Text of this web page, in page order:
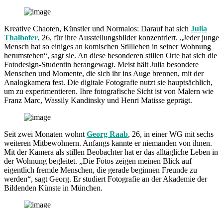
Kreative Chaoten, Künstler und Normalos: Darauf hat sich Julia
Thalhofer, 26, für ihre Ausstellungsbilder konzentriert. „Jeder junge
Mensch hat so einiges an komischen Stillleben in seiner Wohnung
herumstehen“, sagt sie. An diese besonderen stillen Orte hat sich die
Fotodesign-Studentin herangewagt. Meist hält Julia besondere
Menschen und Momente, die sich ihr ins Auge brennen, mit der
Analogkamera fest. Die digitale Fotografie nutzt sie hauptsächlich,
um zu experimentieren. Ihre fotografische Sicht ist von Malern wie
Franz Marc, Wassily Kandinsky und Henri Matisse geprägt.
Seit zwei Monaten wohnt Georg Raab, 26, in einer WG mit sechs
weiteren Mitbewohnern. Anfangs kannte er niemanden von ihnen.
Mit der Kamera als stillen Beobachter hat er das alltägliche Leben in
der Wohnung begleitet. „Die Fotos zeigen meinen Blick auf
eigentlich fremde Menschen, die gerade beginnen Freunde zu
werden“, sagt Georg. Er studiert Fotografie an der Akademie der
Bildenden Künste in München.